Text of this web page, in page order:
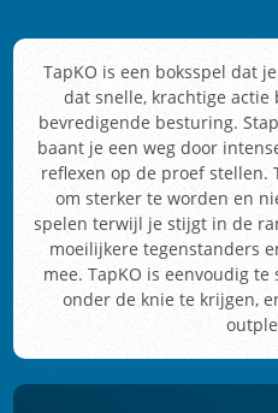
TapKO is een boksspel dat
dat snelle, krachtige
bevredigende besturing.
baant je een weg door
reflexen op de proef stellen.
om sterker te worden en
spelen terwijl je stijgt in de
moeilijkere tegenstanders
mee. TapKO is eenvoudig
onder de knie te krijgen,